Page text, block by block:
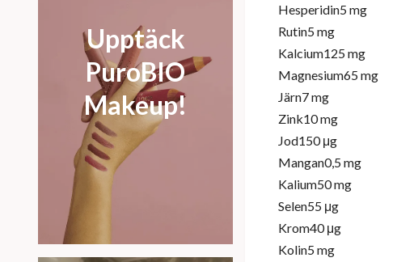
Upptäck
PuroBIO
Makeup!
Hesperidin5 mg
Rutin5 mg
Kalcium125 mg
Magnesium65 mg
Järn7 mg
Zink10 mg
Jod150 μg
Mangan0,5 mg
Kalium50 mg
Selen55 μg
Krom40 μg
Kolin5 mg